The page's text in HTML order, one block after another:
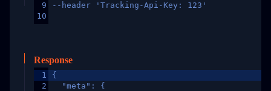
9
10
--header 'Tracking-Api-Key: 123'
Response
1
2
{
  "meta": {